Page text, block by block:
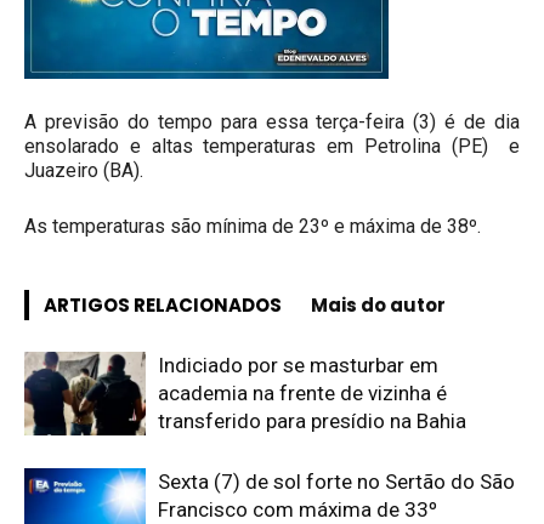
A previsão do tempo para essa terça-feira (3) é de dia
ensolarado e altas temperaturas em Petrolina (PE) e
Juazeiro (BA).
As temperaturas são mínima de 23º e máxima de 38º.
ARTIGOS RELACIONADOS Mais do autor
Indiciado por se masturbar em
academia na frente de vizinha é
transferido para presídio na Bahia
Sexta (7) de sol forte no Sertão do São
Francisco com máxima de 33º